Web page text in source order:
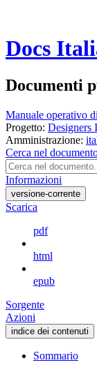
Docs
Documenti
Manuale operativo
Progetto: Designers
Amministrazione:
Cerca nel
Informazioni
versione-corrente
Scarica
pdf
html
epub
Sorgente
Azioni
indice dei contenuti
Sommario